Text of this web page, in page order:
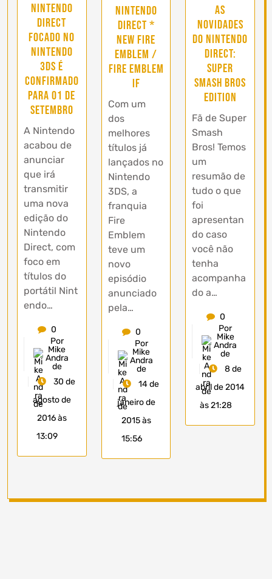
Nintendo
Direct
focado no
Nintendo
3DS é
confirmado
para 01 de
Setembro
A Nintendo
acabou de
anunciar
que irá
transmitir
uma nova
edição do
Nintendo
Direct, com
foco em
títulos do
portátil Nint
endo…
0
Por
Mike
Andra
de
30 de
agosto de
2016 às
13:09
Nintendo
Direct *
New Fire
Emblem /
Fire Emblem
If
Com um
dos
melhores
títulos já
lançados no
Nintendo
3DS, a
franquia
Fire
Emblem
teve um
novo
episódio
anunciado
pela…
0
Por
Mike
Andra
de
14 de
janeiro de
2015 às
15:56
As
novidades
do Nintendo
Direct:
Super
Smash Bros
Edition
Fã de Super
Smash
Bros! Temos
um
resumão de
tudo o que
foi
apresentan
do caso
você não
tenha
acompanha
do a…
0
Por
Mike
Andra
de
8 de
abril de 2014
às 21:28